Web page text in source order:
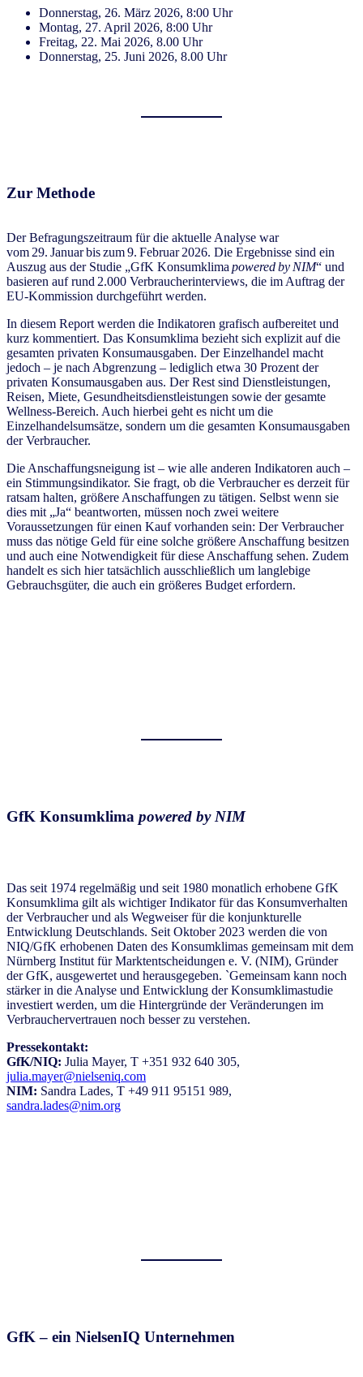
Donnerstag, 26. März 2026, 8:00 Uhr
Montag, 27. April 2026, 8:00 Uhr
Freitag, 22. Mai 2026, 8.00 Uhr
Donnerstag, 25. Juni 2026, 8.00 Uhr
Zur Methode
Der Befragungszeitraum für die aktuelle Analyse war
vom 29. Januar bis zum 9. Februar 2026. Die Ergebnisse sind ein
Auszug aus der Studie „GfK Konsumklima powered by NIM“ und
basieren auf rund 2.000 Verbraucherinterviews, die im Auftrag der
EU-Kommission durchgeführt werden.
In diesem Report werden die Indikatoren grafisch aufbereitet und
kurz kommentiert. Das Konsumklima bezieht sich explizit auf die
gesamten privaten Konsumausgaben. Der Einzelhandel macht
jedoch – je nach Abgrenzung – lediglich etwa 30 Prozent der
privaten Konsumausgaben aus. Der Rest sind Dienstleistungen,
Reisen, Miete, Gesundheitsdienstleistungen sowie der gesamte
Wellness-Bereich. Auch hierbei geht es nicht um die
Einzelhandelsumsätze, sondern um die gesamten Konsumausgaben
der Verbraucher.
Die Anschaffungsneigung ist – wie alle anderen Indikatoren auch –
ein Stimmungsindikator. Sie fragt, ob die Verbraucher es derzeit für
ratsam halten, größere Anschaffungen zu tätigen. Selbst wenn sie
dies mit „Ja“ beantworten, müssen noch zwei weitere
Voraussetzungen für einen Kauf vorhanden sein: Der Verbraucher
muss das nötige Geld für eine solche größere Anschaffung besitzen
und auch eine Notwendigkeit für diese Anschaffung sehen. Zudem
handelt es sich hier tatsächlich ausschließlich um langlebige
Gebrauchsgüter, die auch ein größeres Budget erfordern.
GfK Konsumklima powered by NIM
Das seit 1974 regelmäßig und seit 1980 monatlich erhobene GfK
Konsumklima gilt als wichtiger Indikator für das Konsumverhalten
der Verbraucher und als Wegweiser für die konjunkturelle
Entwicklung Deutschlands. Seit Oktober 2023 werden die von
NIQ/GfK erhobenen Daten des Konsumklimas gemeinsam mit dem
Nürnberg Institut für Marktentscheidungen e. V. (NIM), Gründer
der GfK, ausgewertet und herausgegeben. `Gemeinsam kann noch
stärker in die Analyse und Entwicklung der Konsumklimastudie
investiert werden, um die Hintergründe der Veränderungen im
Verbrauchervertrauen noch besser zu verstehen.
Pressekontakt:
GfK/NIQ: Julia Mayer, T +351 932 640 305,
julia.mayer@nielseniq.com
NIM: Sandra Lades, T +49 911 95151 989,
sandra.lades@nim.org
GfK – ein NielsenIQ Unternehmen